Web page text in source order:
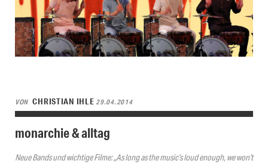
VON CHRISTIAN IHLE29.04.2014
monarchie & alltag
Neue Bands und wichtige Filme: „As long as the music’s loud enough, we won’t